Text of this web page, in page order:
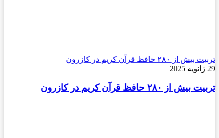
تربیت بیش از ۲۸۰ حافظ قرآن کریم در کازرون
29 ژانویه 2025
تربیت بیش از ۲۸۰ حافظ قرآن کریم در کازرون